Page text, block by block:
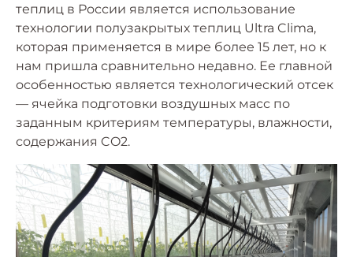
теплиц в России является использование
технологии полузакрытых теплиц Ultra Clima,
которая применяется в мире более 15 лет, но к
нам пришла сравнительно недавно. Ее главной
особенностью является технологический отсек
— ячейка подготовки воздушных масс по
заданным критериям температуры, влажности,
содержания CO2.